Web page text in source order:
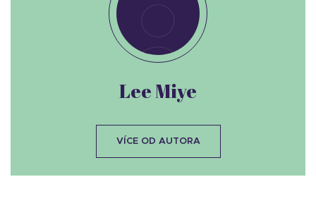
Lee Miye
VÍCE OD AUTORA